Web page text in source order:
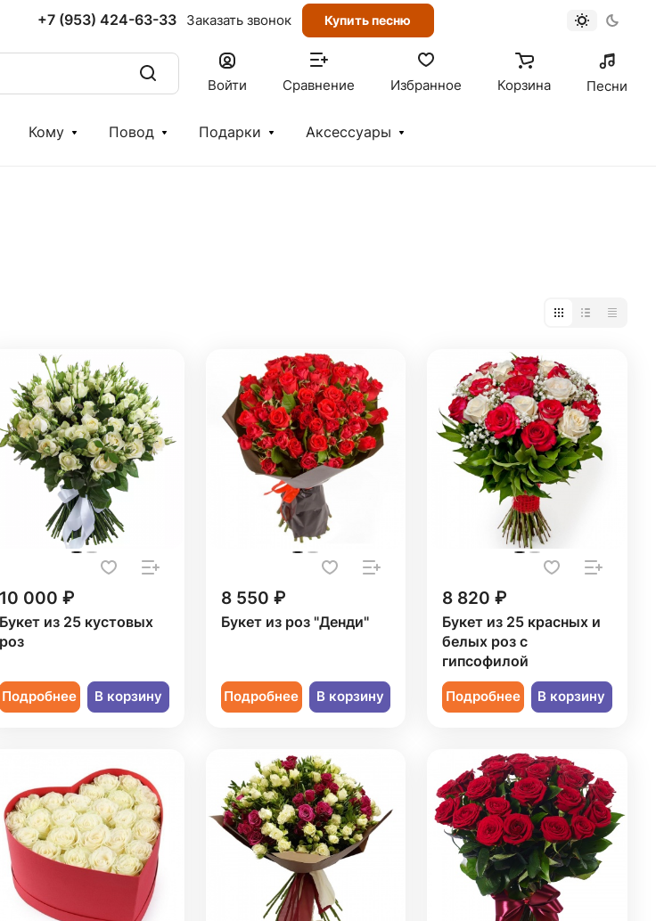
+7 (953) 424-63-33 Заказать звонок Купить песню
Войти Сравнение Избранное Корзина Песни
Кому Повод Подарки Аксессуары
10 000 ₽
Букет из 25 кустовых
роз
Подробнее В корзину
8 550 ₽
Букет из роз "Денди"
Подробнее В корзину
8 820 ₽
Букет из 25 красных и
белых роз с
гипсофилой
Подробнее В корзину